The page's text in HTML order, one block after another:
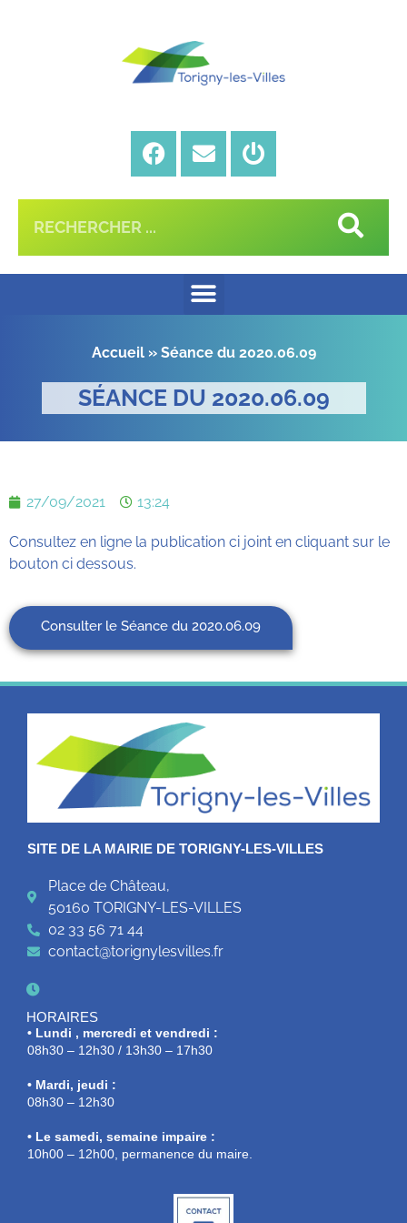
Accueil» Séance du 2020.06.09
SÉANCE DU 2020.06.09
27/09/2021 13:24
Consultez en ligne la publication ci joint en cliquant sur le
bouton ci dessous.
Consulter le Séance du 2020.06.09
SITE DE LA MAIRIE DE TORIGNY-LES-VILLES
Place de Château,
50160 TORIGNY-LES-VILLES
02 33 56 71 44
contact@torignylesvilles.fr
HORAIRES
• Lundi , mercredi et vendredi :
08h30 – 12h30 / 13h30 – 17h30
• Mardi, jeudi :
08h30 – 12h30
• Le samedi, semaine impaire :
10h00 – 12h00, permanence du maire.